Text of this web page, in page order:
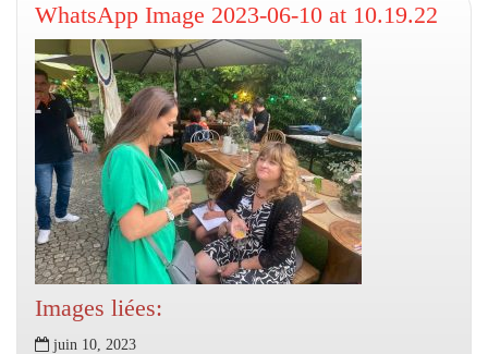
WhatsApp Image 2023-06-10 at 10.19.22
Images liées:
juin 10, 2023